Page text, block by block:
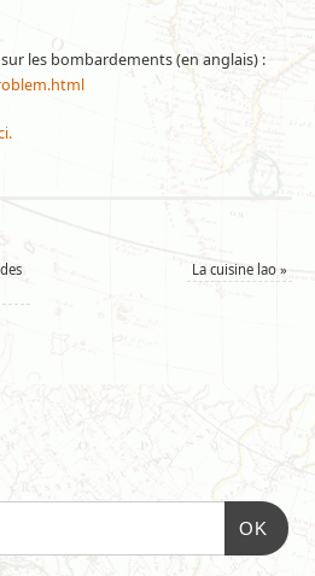
les bombardements (en anglais) :
La cuisine lao»
OK